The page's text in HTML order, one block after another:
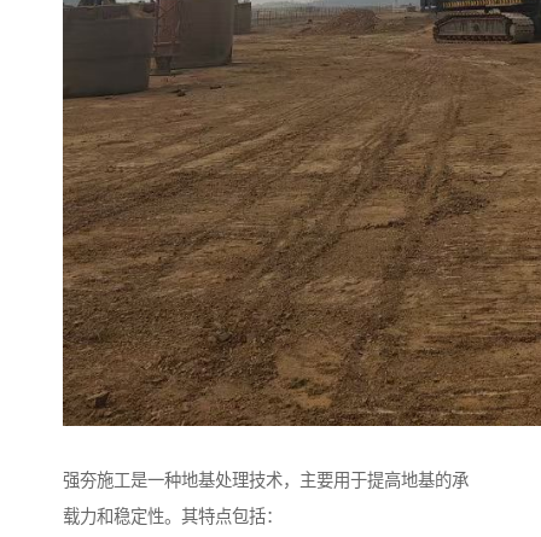
强夯施工是一种地基处理技术，主要用于提高地基的承
载力和稳定性。其特点包括：